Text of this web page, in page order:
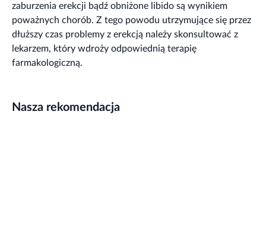
zaburzenia erekcji bądź obniżone libido są wynikiem
poważnych chorób. Z tego powodu utrzymujące się przez
dłuższy czas problemy z erekcją należy skonsultować z
lekarzem, który wdroży odpowiednią terapię
farmakologiczną.
Nasza rekomendacja